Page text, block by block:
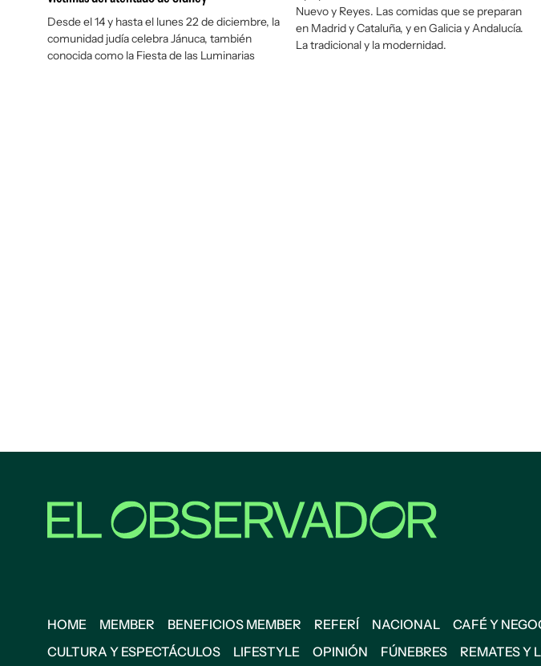
Desde el 14 y hasta el lunes 22 de diciembre, la
comunidad judía celebra Jánuca, también
conocida como la Fiesta de las Luminarias
Nuevo y Reyes. Las comidas que se preparan
en Madrid y Cataluña, y en Galicia y Andalucía.
La tradicional y la modernidad.
HOME MEMBER BENEFICIOS MEMBER REFERÍ NACIONAL CAFÉ Y
CULTURA Y ESPECTÁCULOS
LIFESTYLE OPINIÓN FÚNEBRES REMATES Y